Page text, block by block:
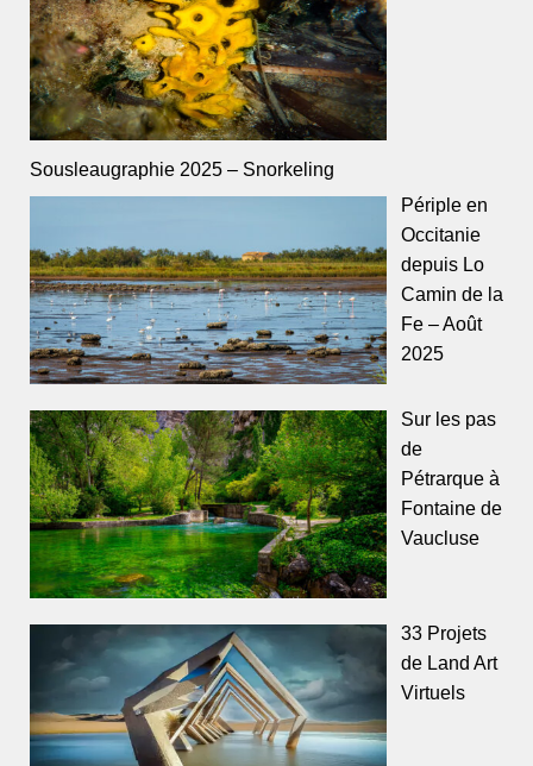
Sousleaugraphie 2025 – Snorkeling
Périple en
Occitanie
depuis Lo
Camin de la
Fe – Août
2025
Sur les pas
de
Pétrarque à
Fontaine de
Vaucluse
33 Projets
de Land Art
Virtuels